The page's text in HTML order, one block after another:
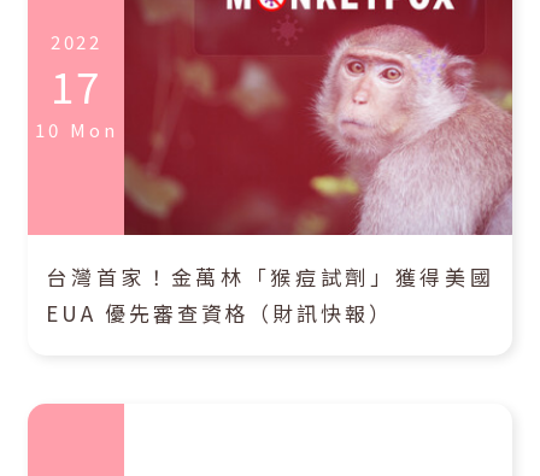
2022
17
10 Mon
台灣首家！金萬林「猴痘試劑」獲得美國
EUA 優先審查資格（財訊快報）